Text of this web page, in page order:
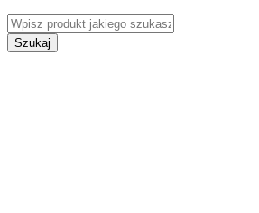
Szukaj